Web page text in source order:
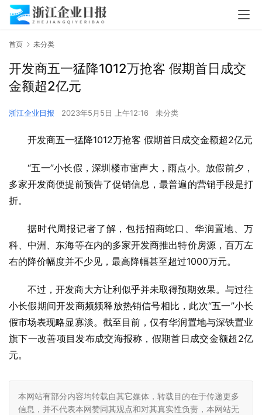
首页 未分类
开发商五一猛降1012万抢客 假期首日成交
金额超2亿元
浙江企业日报 2023年5月5日 上午12:16 未分类
开发商五一猛降1012万抢客 假期首日成交金额超2亿元
“五一”小长假，深圳楼市雷声大，雨点小。放假前夕，
多家开发商便提前预告了促销信息，最普遍的营销手段是打
折。
据时代周报记者了解，包括招商蛇口、华润置地、万
科、中洲、东海等在内的多家开发商推出特价房源，百万左
右的降价幅度并不少见，最高降幅甚至超过1000万元。
不过，开发商大方让利似乎并未取得预期效果。与过往
小长假期间开发商频频释放热销信号相比，此次“五一”小长
假市场表现略显寡淡。截至目前，仅有华润置地与深铁置业
旗下一改善项目发布成交海报称，假期首日成交金额超2亿
元。
本网站有部分内容均转载自其它媒体，转载目的在于传递更多
信息，并不代表本网赞同其观点和对其真实性负责，本网站无